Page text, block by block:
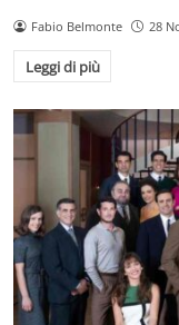
Fabio Belmonte 28
Leggi di più